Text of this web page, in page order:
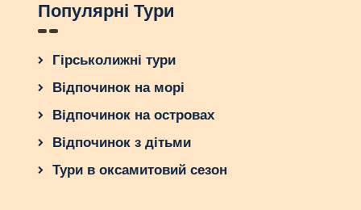
Популярні Тури
Гірськолижні тури
Відпочинок на морі
Відпочинок на островах
Відпочинок з дітьми
Тури в оксамитовий сезон